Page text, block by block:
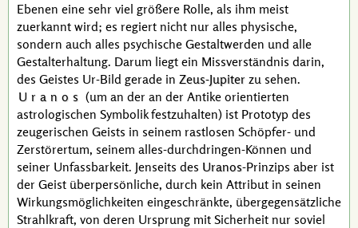
Ebenen eine sehr viel größere Rolle, als ihm meist
zuerkannt wird; es regiert nicht nur alles physische,
sondern auch alles psychische Gestaltwerden und alle
Gestalterhaltung. Darum liegt ein Missverständnis darin,
des Geistes Ur-Bild gerade in Zeus-Jupiter zu sehen.
Uranos (um an der an der Antike orientierten
astrologischen Symbolik festzuhalten) ist Prototyp des
zeugerischen Geists in seinem rastlosen Schöpfer- und
Zerstörertum, seinem alles-durchdringen-Können und
seiner Unfassbarkeit. Jenseits des Uranos-Prinzips aber ist
der Geist überpersönliche, durch kein Attribut in seinen
Wirkungsmöglichkeiten eingeschränkte, übergegensätzliche
Strahlkraft, von deren Ursprung mit Sicherheit nur soviel